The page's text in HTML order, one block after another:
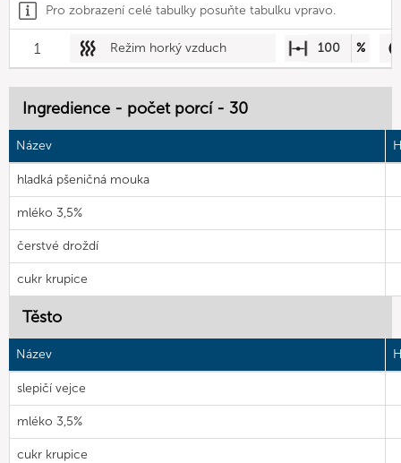
Pro zobrazení celé tabulky posuňte tabulku vpravo.
1 Režim horký vzduch 100 %
Ingredience - počet porcí - 30
Název
hladká pšeničná mouka
mléko 3,5%
čerstvé droždí
cukr krupice
Těsto
Název
slepičí vejce
mléko 3,5%
cukr krupice